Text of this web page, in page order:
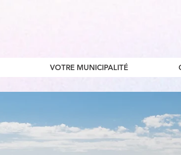
VOTRE MUNICIPALITÉ